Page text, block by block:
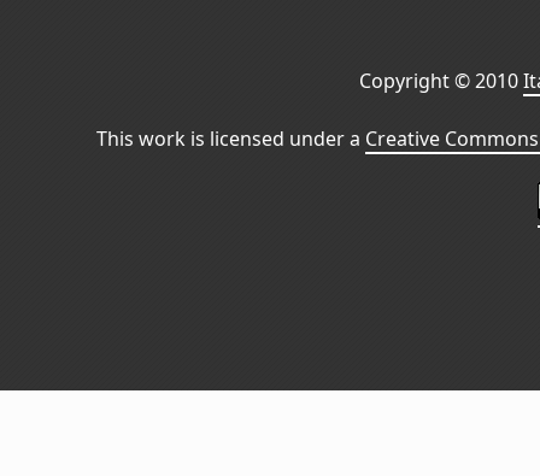
Copyright © 2010
This work is licensed under a Creative